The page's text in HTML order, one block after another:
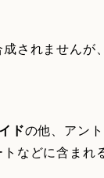
されませんが
ドの他、アン
トなどに含まれ